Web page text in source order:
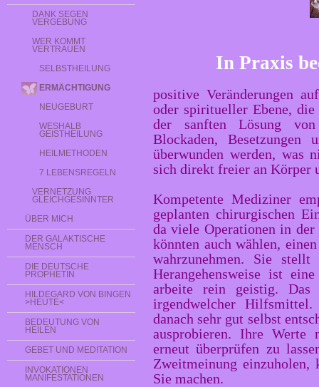
DANK SEGEN
VERGEBUNG
WER KOMMT
VERTRAUEN
SELBSTHEILUNG
ERMÄCHTIGUNG
NEUGEBURT
WESHALB
GEISTHEILUNG
HEILMETHODEN
7 LEBENSREGELN
VERNETZUNG
GLEICHGESINNTER
ÜBER MICH
DER GALAKTISCHE
MENSCH
DIE DEUTSCHE
PROPHETIN
HILDEGARD VON BINGEN
>HEUTE<
BEDEUTUNG VON
HEILEN
GEBET UND MEDITATION
INVOKATIONEN
MANIFESTATIONEN
In Praxis
positive Veränderungen
oder spiritueller Ebene,
der sanften Lösung von
Blockaden,
überwunden werden, was
sich direkt freier an Körper
Kompetente Mediziner
geplanten chirurgischen
da viele Operationen in
könnten auch wählen,
wahrzunehmen. Sie
Herangehensweise ist
arbeite rein geistig. Das
irgendwelcher
danach sehr gut selbst
ausprobieren. Ihre Werte
erneut überprüfen zu
Zweitmeinung
Sie machen.